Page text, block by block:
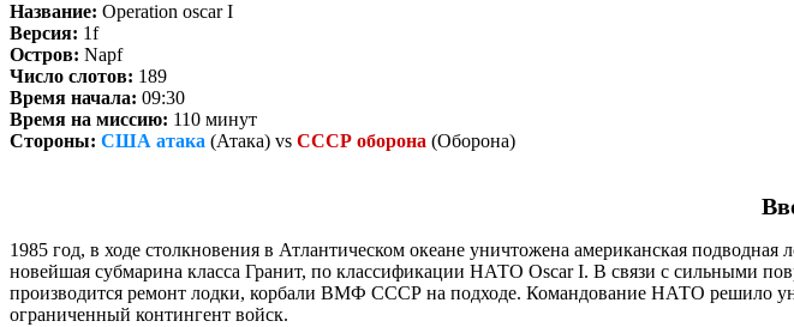
Название: Operation oscar I
Версия: 1f
Остров: Napf
Число слотов: 189
Время начала: 09:30
Время на миссию: 110 минут
Стороны: США атака (Атака) vs СССР оборона (Оборона)
1985 год, в ходе столкновения в Атлантическом океане уничтожена американская
новейшая субмарина класса Гранит, по классификации НАТО Oscar I. В связи с сильными
производится ремонт лодки, корбали ВМФ СССР на подходе. Командование НАТО решило
ограниченный контингент войск.